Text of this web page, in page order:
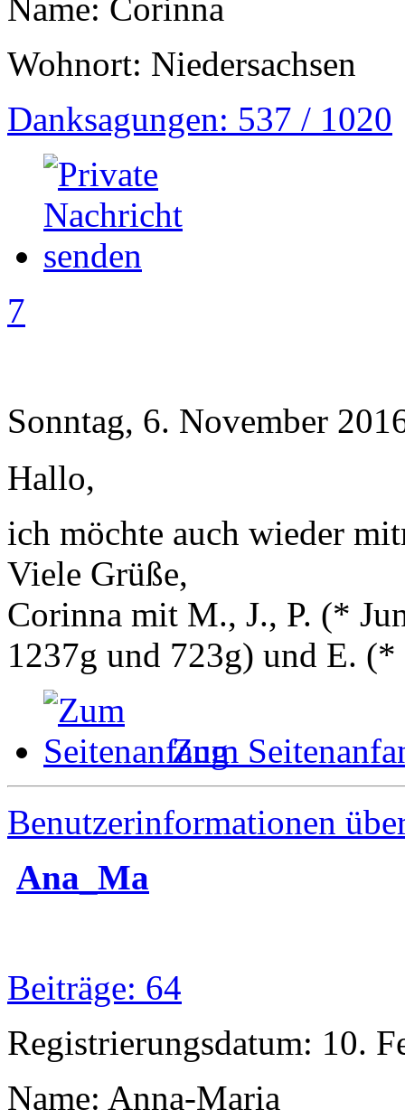
Name: Corinna
Wohnort: Niedersachsen
Danksagungen: 537 / 1020
7
Sonntag, 6. November
Hallo,
ich möchte auch wieder
Viele Grüße,
Corinna mit M., J., P. (*
1237g und 723g) und E. (*
Zum
Benutzerinformationen
Ana_Ma
Beiträge: 64
Registrierungsdatum: 10.
Name: Anna-Maria